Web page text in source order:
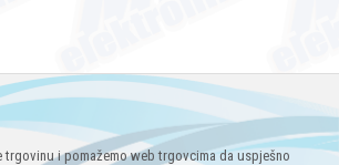
trgovinu i pomažemo web trgovcima da uspješno